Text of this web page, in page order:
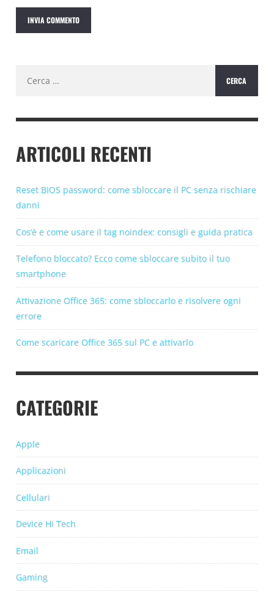
per:
ARTICOLI RECENTI
Reset BIOS password: come sbloccare il PC senza rischiare
danni
Cos’è e come usare il tag noindex: consigli e guida pratica
Telefono bloccato? Ecco come sbloccare subito il tuo
smartphone
Attivazione Office 365: come sbloccarlo e risolvere ogni
errore
Come scaricare Office 365 sul PC e attivarlo
CATEGORIE
Apple
Applicazioni
Cellulari
Device Hi Tech
Email
Gaming